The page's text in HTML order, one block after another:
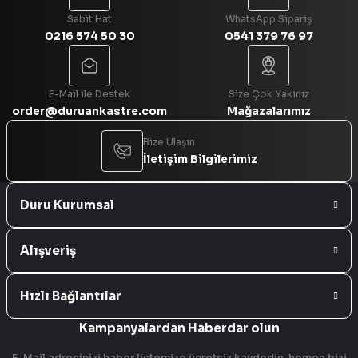
Sabit Hat
0216 574 50 30
WhatsApp Sipariş
0541 379 76 97
E-Mail ile Destek
order@duruankastre.com
Size Çok Yakınız
Mağazalarımız
Bize Ulaşın
İletişim Bilgilerimiz
Duru Kurumsal
Alışveriş
Hızlı Bağlantılar
Kampanyalardan Haberdar olun